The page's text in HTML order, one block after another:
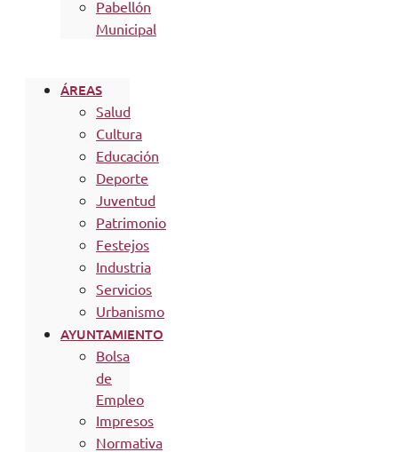
Pabellón
Municipal
ÁREAS
Salud
Cultura
Educación
Deporte
Juventud
Patrimonio
Festejos
Industria
Servicios
Urbanismo
AYUNTAMIENTO
Bolsa
de
Empleo
Impresos
Normativa